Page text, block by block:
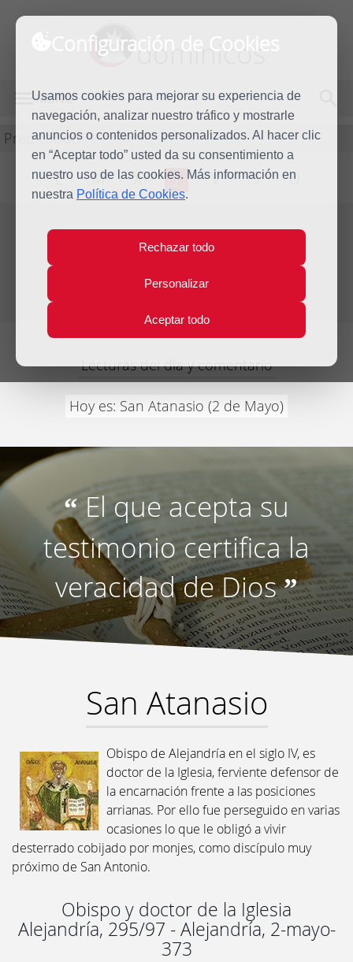
Configuración de Cookies
Usamos cookies para mejorar su experiencia de
navegación, analizar nuestro tráfico y mostrarle
anuncios o contenidos personalizados. Al hacer clic
en “Aceptar todo” usted da su consentimiento a
nuestro uso de las cookies. Más información en
nuestra Política de Cookies.
Rechazar todo
Personalizar
Aceptar todo
dominicos
MENÚ
Predicación
L M X J V S D
Evangelio del día
Lecturas del día y comentario
Hoy es: San Atanasio (2 de Mayo)
“ El que acepta su
testimonio certifica la
veracidad de Dios”
San Atanasio
Obispo de Alejandría en el siglo IV, es
doctor de la Iglesia, ferviente defensor de
la encarnación frente a las posiciones
arrianas. Por ello fue perseguido en varias
ocasiones lo que le obligó a vivir
desterrado cobijado por monjes, como discípulo muy
próximo de San Antonio.
Obispo y doctor de la Iglesia
Alejandría, 295/97 - Alejandría, 2-mayo-
373